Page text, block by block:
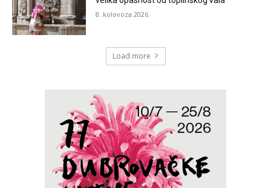
8. kolovoza 2026.
Load more